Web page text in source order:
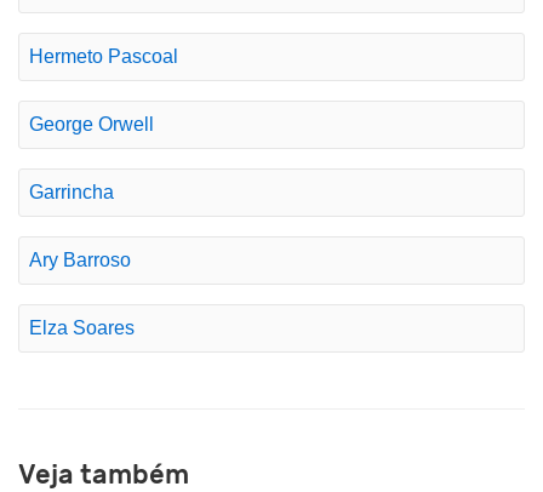
Hermeto Pascoal
George Orwell
Garrincha
Ary Barroso
Elza Soares
Veja também